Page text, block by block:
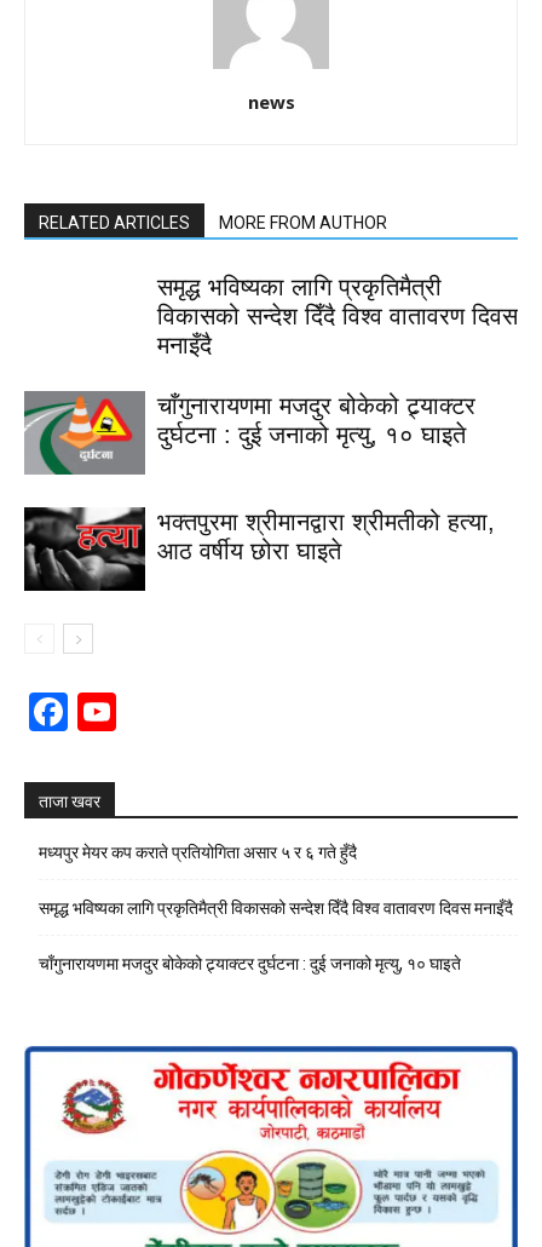
news
RELATED ARTICLES MORE FROM AUTHOR
समृद्ध भविष्यका लागि प्रकृतिमैत्री
विकासको सन्देश दिँदै विश्व वातावरण दिवस
मनाइँदै
चाँगुनारायणमा मजदुर बोकेको ट्र्याक्टर
दुर्घटना : दुई जनाको मृत्यु, १० घाइते
भक्तपुरमा श्रीमानद्वारा श्रीमतीको हत्या,
आठ वर्षीय छोरा घाइते
Facebook
ताजा खवर
मध्यपुर मेयर कप कराते प्रतियोगिता असार ५ र ६ गते हुँदै
समृद्ध भविष्यका लागि प्रकृतिमैत्री विकासको सन्देश दिँदै विश्व वातावरण दिवस मनाइँदै
चाँगुनारायणमा मजदुर बोकेको ट्र्याक्टर दुर्घटना : दुई जनाको मृत्यु, १० घाइते